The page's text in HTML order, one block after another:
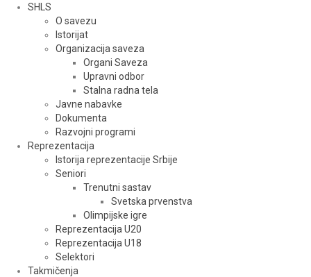
SHLS
O savezu
Istorijat
Organizacija saveza
Organi Saveza
Upravni odbor
Stalna radna tela
Javne nabavke
Dokumenta
Razvojni programi
Reprezentacija
Istorija reprezentacije Srbije
Seniori
Trenutni sastav
Svetska prvenstva
Olimpijske igre
Reprezentacija U20
Reprezentacija U18
Selektori
Takmičenja